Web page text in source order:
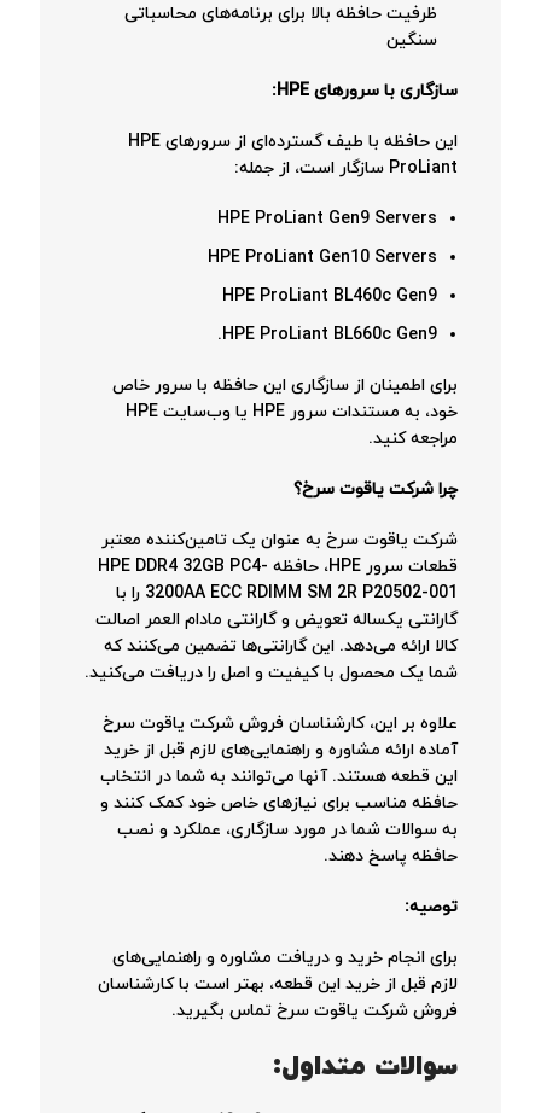
ظرفیت حافظه بالا برای برنامه‌های محاسباتی
سنگین
سازگاری با سرورهای HPE:
این حافظه با طیف گسترده‌ای از سرورهای HPE
ProLiant سازگار است، از جمله:
HPE ProLiant Gen9 Servers
HPE ProLiant Gen10 Servers
HPE ProLiant BL460c Gen9
HPE ProLiant BL660c Gen9.
برای اطمینان از سازگاری این حافظه با سرور خاص
خود، به مستندات سرور HPE یا وب‌سایت HPE
مراجعه کنید.
چرا شرکت یاقوت سرخ؟
شرکت یاقوت سرخ به عنوان یک تامین‌کننده معتبر
قطعات سرور HPE، حافظه HPE DDR4 32GB PC4-
3200AA ECC RDIMM SM 2R P20502-001 را با
گارانتی یکساله تعویض و گارانتی مادام العمر اصالت
کالا ارائه می‌دهد. این گارانتی‌ها تضمین می‌کنند که
شما یک محصول با کیفیت و اصل را دریافت می‌کنید.
علاوه بر این، کارشناسان فروش شرکت یاقوت سرخ
آماده ارائه مشاوره و راهنمایی‌های لازم قبل از خرید
این قطعه هستند. آنها می‌توانند به شما در انتخاب
حافظه مناسب برای نیازهای خاص خود کمک کنند و
به سوالات شما در مورد سازگاری، عملکرد و نصب
حافظه پاسخ دهند.
توصیه:
برای انجام خرید و دریافت مشاوره و راهنمایی‌های
لازم قبل از خرید این قطعه، بهتر است با کارشناسان
فروش شرکت یاقوت سرخ تماس بگیرید.
سوالات متداول: